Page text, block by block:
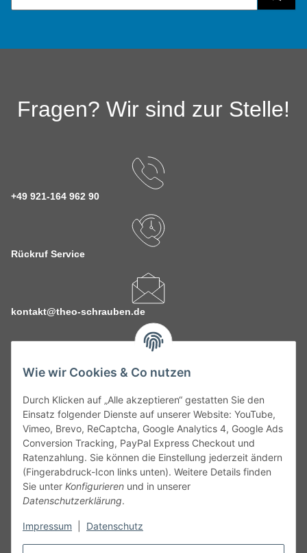
Wie wir Cookies & Co nutzen
Durch Klicken auf „Alle akzeptieren“ gestatten Sie den
Einsatz folgender Dienste auf unserer Website: YouTube,
Vimeo, Brevo, ReCaptcha, Google Analytics 4, Google Ads
Conversion Tracking, PayPal Express Checkout und
Ratenzahlung. Sie können die Einstellung jederzeit ändern
(Fingerabdruck-Icon links unten). Weitere Details finden
Sie unter Konfigurieren und in unserer
Datenschutzerklärung.
Impressum Datenschutz
Fragen? Wir sind zur Stelle!
+49 921-164 962 90
Rückruf Service
kontakt@theo-schrauben.de
Service
Gesetzliche Informationen
Alle technischen Angaben ohne Gewähr. Irrtümer und fehlerhafte
Angaben vorbehalten. Wenn Sie Datenblätter oder spezielle
unseren Kundenservice. Abbildungen der Artikel können